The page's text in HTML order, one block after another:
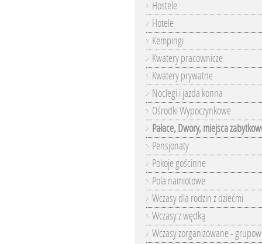
Hostele
Hotele
Kempingi
Kwatery pracownicze
Kwatery prywatne
Noclegi i jazda konna
Ośrodki Wypoczynkowe
Pałace, Dwory, miejsca
Pensjonaty
Pokoje gościnne
Pola namiotowe
Wczasy dla rodzin z dziećmi
Wczasy z wędką
Wczasy zorganizowane -